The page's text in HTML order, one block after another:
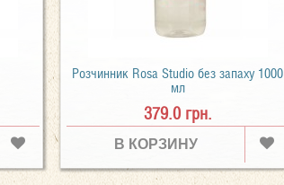
Розчинник Rosa Studio без запаху 1000
мл
379.0 грн.
В КОРЗИНУ